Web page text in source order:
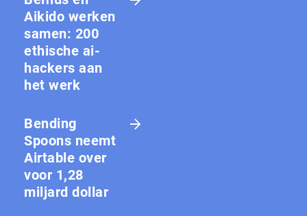
Aikido werken
samen: 200
ethische ai-
hackers aan
het werk
Bending
Spoons neemt
Airtable over
voor 1,28
miljard dollar